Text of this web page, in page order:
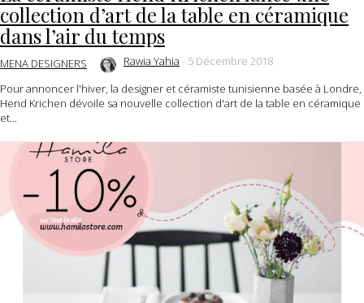
collection d’art de la table en céramique
dans l’air du temps
MENA DESIGNERS Rawia Yahia - 5 Décembre 2018
Pour annoncer l'hiver, la designer et céramiste tunisienne basée à Londre,
Hend Krichen dévoile sa nouvelle collection d'art de la table en céramique
et...